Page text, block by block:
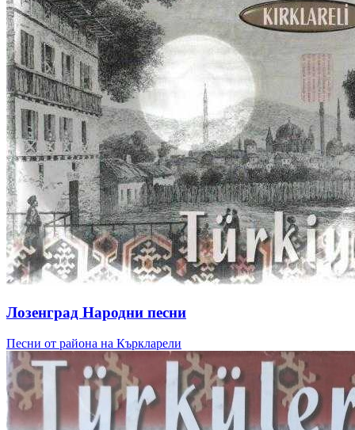
Лозенград Народни песни
Песни от района на Къркларели